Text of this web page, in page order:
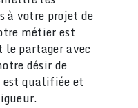
à votre projet de
métier est
partager avec
désir de
est qualifiée et